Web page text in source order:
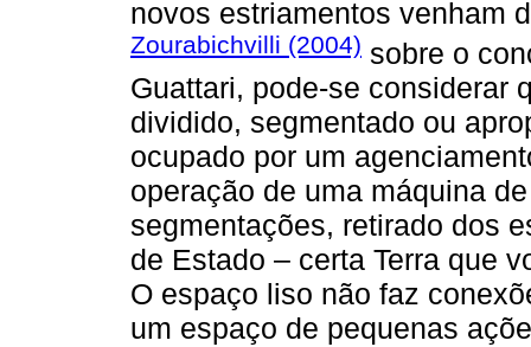
novos estriamentos venham
Zourabichvilli (2004) sobre o
Guattari, pode-se considerar
dividido, segmentado ou
ocupado por um
operação de uma máquina
segmentações, retirado dos
de Estado – certa Terra que
O espaço liso não faz
um espaço de pequenas